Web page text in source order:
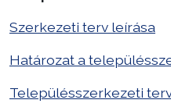
Szerkezeti terv leírása
Határozat a
Településszerkezeti